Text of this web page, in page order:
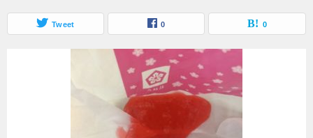
Tweet 0 0